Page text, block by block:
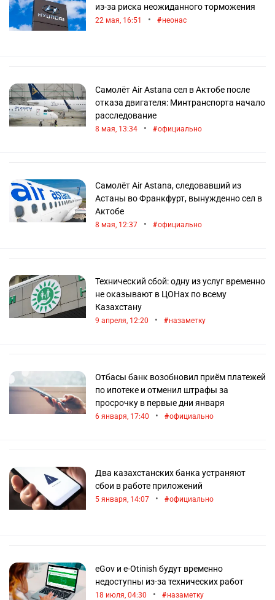
из-за риска неожиданного торможения
22 мая, 16:51 • неонас
Самолёт Air Astana сел в Актобе после
отказа двигателя: Минтранспорта начало
расследование
8 мая, 13:34 • официально
Самолёт Air Astana, следовавший из
Астаны во Франкфурт, вынужденно сел в
Актобе
8 мая, 12:37 • официально
Технический сбой: одну из услуг временно
не оказывают в ЦОНах по всему
Казахстану
9 апреля, 12:20 • назаметку
Отбасы банк возобновил приём платежей
по ипотеке и отменил штрафы за
просрочку в первые дни января
6 января, 17:40 • официально
Два казахстанских банка устраняют
сбои в работе приложений
5 января, 14:07 • официально
eGov и e-Otinish будут временно
недоступны из-за технических работ
18 июля, 04:30 • назаметку